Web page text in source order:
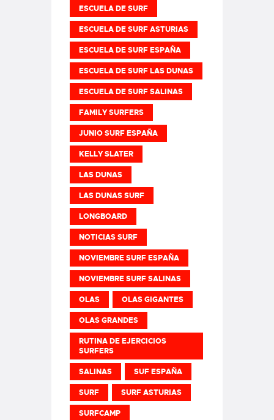
ESCUELA DE SURF
ESCUELA DE SURF ASTURIAS
ESCUELA DE SURF ESPAÑA
ESCUELA DE SURF LAS DUNAS
ESCUELA DE SURF SALINAS
FAMILY SURFERS
JUNIO SURF ESPAÑA
KELLY SLATER
LAS DUNAS
LAS DUNAS SURF
LONGBOARD
NOTICIAS SURF
NOVIEMBRE SURF ESPAÑA
NOVIEMBRE SURF SALINAS
OLAS OLAS GIGANTES
OLAS GRANDES
RUTINA DE EJERCICIOS
SURFERS
SALINAS SUF ESPAÑA
SURF SURF ASTURIAS
SURFCAMP